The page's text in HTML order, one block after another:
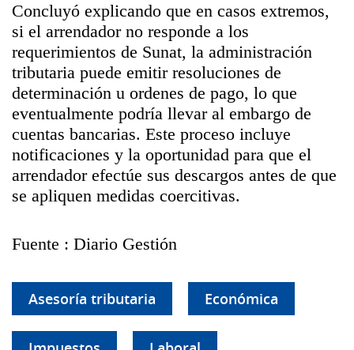
Concluyó explicando que en casos extremos,
si el arrendador no responde a los
requerimientos de Sunat, la administración
tributaria puede emitir resoluciones de
determinación u ordenes de pago, lo que
eventualmente podría llevar al embargo de
cuentas bancarias. Este proceso incluye
notificaciones y la oportunidad para que el
arrendador efectúe sus descargos antes de que
se apliquen medidas coercitivas.
Fuente : Diario Gestión
Asesoría tributaria Económica